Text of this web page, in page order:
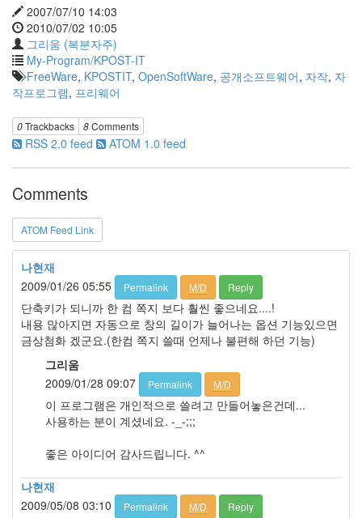
2007/07/10 14:03
2010/07/02 10:05
그리움 (복분자주)
My-Program/KPOST-IT
FreeWare, KPOSTIT, OpenSoftWare, 공개소프트웨어, 자작, 자
작프로그램, 프리웨어
0Trackbacks 8Comments
RSS 2.0 feed ATOM 1.0 feed
Comments
ATOM Feed Link
나현재
2009/01/26 05:55
Permalink M/D Reply
단축키가 되니까 한 컴 쪽지 보다 훨씬 좋으네요....!
내용 많아지면 자동으로 창의 길이가 늘어나는 옵션 기능있으면
금상첨화 겠군요.(한컴 쪽지 쓸때 언제나 불편해 하던 기능)
그리움
2009/01/28 09:07
Permalink M/D
이 프로그램은 개인적으로 쓸려고 만들어놓은건데...
사용하는 분이 계셨네요. -_-;;;
좋은 아이디어 감사드립니다. ^^
나현재
2009/05/08 03:10
Permalink M/D Reply
블
로
그
소
개
By
리
움
분
자
주)
Find!
Categories
1338
준
비